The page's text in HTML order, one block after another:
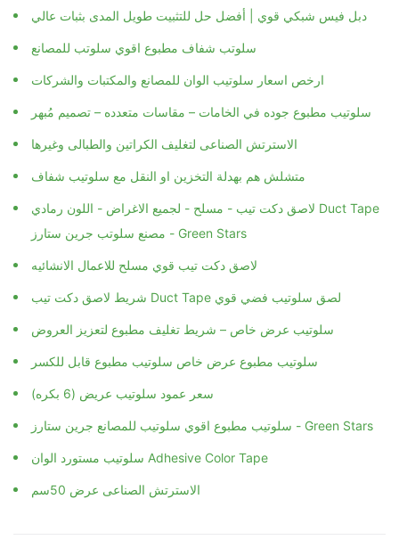
دبل فيس شبكي قوي | أفضل حل للتثبيت طويل المدى بثبات عالي
سلوتب شفاف مطبوع اقوي سلوتب للمصانع
ارخص اسعار سلوتيب الوان للمصانع والمكتبات والشركات
سلوتيب مطبوع جوده في الخامات – مقاسات متعدده – تصميم مُبهر
الاسترتش الصناعى لتغليف الكراتين والطبالى وغيرها
متشلش هم بهدلة التخزين او النقل مع سلوتيب شفاف
لاصق دكت تيب - مسلح - لجميع الاغراض - اللون رمادي Duct Tape
مصنع سلوتب جرين ستارز - Green Stars
لاصق دكت تيب قوي مسلح للاعمال الانشائيه
شريط لاصق دكت تيب Duct Tape لصق سلوتيب فضي قوي
سلوتيب عرض خاص – شريط تغليف مطبوع لتعزيز العروض
سلوتيب مطبوع عرض خاص سلوتيب مطبوع قابل للكسر
سعر عمود سلوتيب عريض (6 بكره)
سلوتيب مطبوع اقوي سلوتيب للمصانع جرين ستارز - Green Stars
سلوتيب مستورد الوان Adhesive Color Tape
الاسترتش الصناعى عرض 50سم